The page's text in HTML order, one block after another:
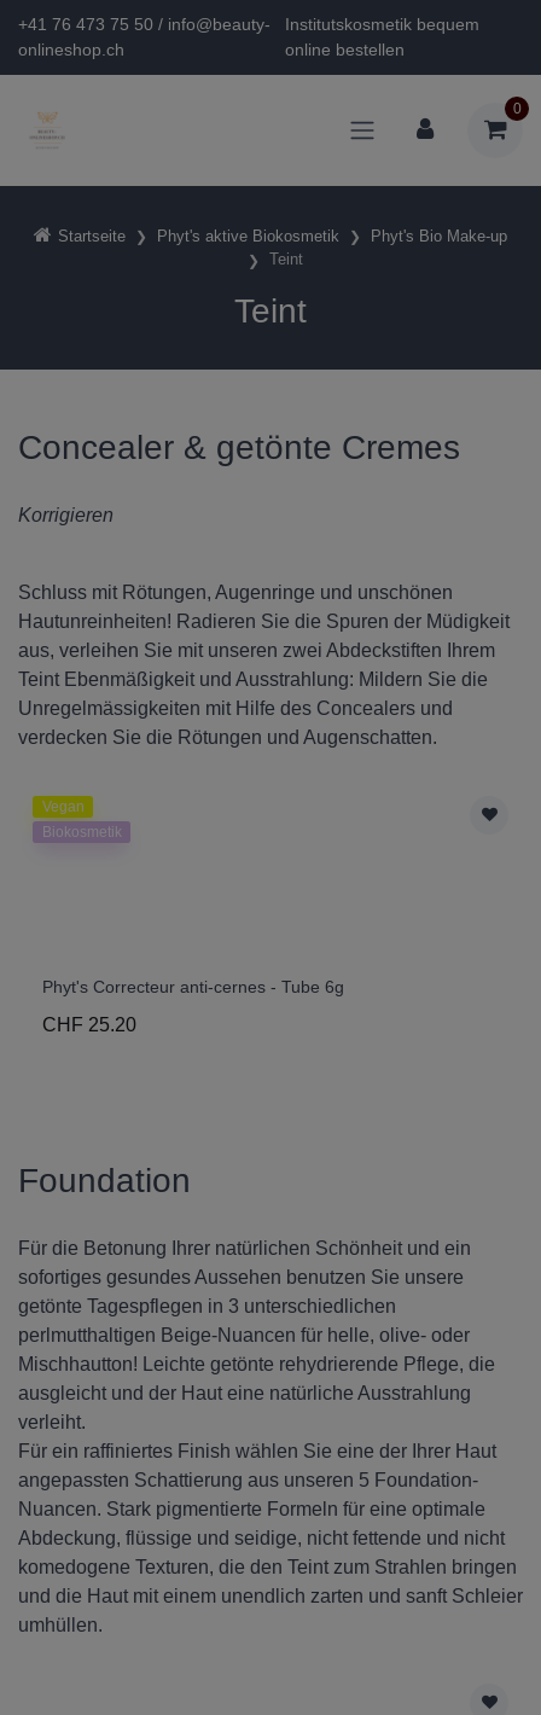
+41 76 473 75 50 / info@beauty-
onlineshop.ch
Institutskosmetik bequem
online bestellen
0
Startseite Phyt's aktive Biokosmetik
Phyt's Bio Make-up
Teint
Teint
Concealer & getönte Cremes
Korrigieren
Schluss mit Rötungen, Augenringe und unschönen
Hautunreinheiten! Radieren Sie die Spuren der Müdigkeit
aus, verleihen Sie mit unseren zwei Abdeckstiften Ihrem
Teint Ebenmäßigkeit und Ausstrahlung: Mildern Sie die
Unregelmässigkeiten mit Hilfe des Concealers und
verdecken Sie die Rötungen und Augenschatten.
Vegan
Biokosmetik
Phyt's Correcteur anti-cernes - Tube 6g
CHF 25.20
Foundation
Für die Betonung Ihrer natürlichen Schönheit und ein
sofortiges gesundes Aussehen benutzen Sie unsere
getönte Tagespflegen in 3 unterschiedlichen
perlmutthaltigen Beige-Nuancen für helle, olive- oder
Mischhautton! Leichte getönte rehydrierende Pflege, die
ausgleicht und der Haut eine natürliche Ausstrahlung
verleiht.
Für ein raffiniertes Finish wählen Sie eine der Ihrer Haut
angepassten Schattierung aus unseren 5 Foundation-
Nuancen. Stark pigmentierte Formeln für eine optimale
Abdeckung, flüssige und seidige, nicht fettende und nicht
komedogene Texturen, die den Teint zum Strahlen bringen
und die Haut mit einem unendlich zarten und sanft Schleier
umhüllen.